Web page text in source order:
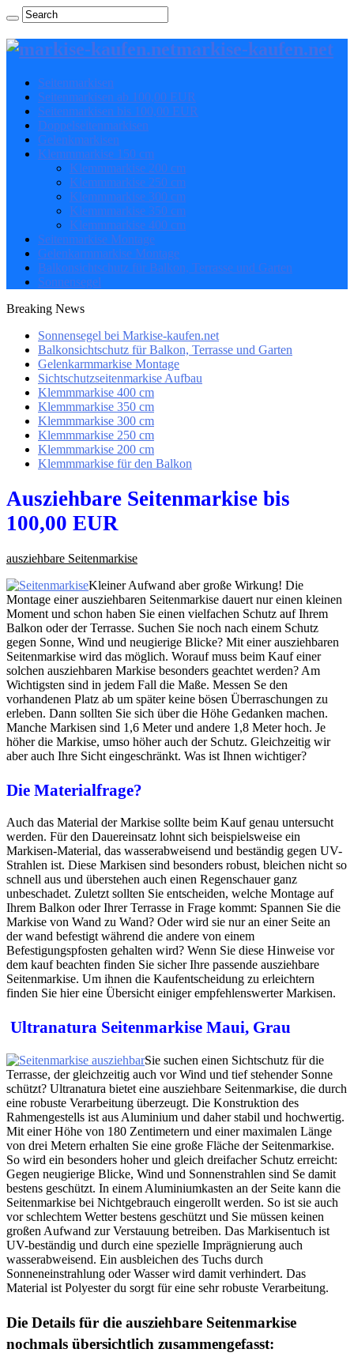
markise-kaufen.net
Seitenmarkisen
Seitenmarkisen ab 100,00 EUR
Seitenmarkisen bis 100,00 EUR
Doppelseitenmarkisen
Gelenkmarkisen
Klemmmarkise 150 cm
Klemmmarkise 200 cm
Klemmmarkise 250 cm
Klemmmarkise 300 cm
Klemmmarkise 350 cm
Klemmmarkise 400 cm
Seitenmarkise Montage
Gelenkarmmarkise Montage
Balkonsichtschutz für Balkon, Terrasse und Garten
Sonnensegel
Breaking News
Sonnensegel bei Markise-kaufen.net
Balkonsichtschutz für Balkon, Terrasse und Garten
Gelenkarmmarkise Montage
Sichtschutzseitenmarkise Aufbau
Klemmmarkise 400 cm
Klemmmarkise 350 cm
Klemmmarkise 300 cm
Klemmmarkise 250 cm
Klemmmarkise 200 cm
Klemmmarkise für den Balkon
Ausziehbare Seitenmarkise bis
100,00 EUR
ausziehbare Seitenmarkise
Kleiner Aufwand aber große Wirkung! Die
Montage einer ausziehbaren Seitenmarkise dauert nur einen kleinen
Moment und schon haben Sie einen vielfachen Schutz auf Ihrem
Balkon oder der Terrasse. Suchen Sie noch nach einem Schutz
gegen Sonne, Wind und neugierige Blicke? Mit einer ausziehbaren
Seitenmarkise wird das möglich. Worauf muss beim Kauf einer
solchen ausziehbaren Markise besonders geachtet werden? Am
Wichtigsten sind in jedem Fall die Maße. Messen Se den
vorhandenen Platz ab um später keine bösen Überraschungen zu
erleben. Dann sollten Sie sich über die Höhe Gedanken machen.
Manche Markisen sind 1,6 Meter und andere 1,8 Meter hoch. Je
höher die Markise, umso höher auch der Schutz. Gleichzeitig wir
aber auch Ihre Sicht eingeschränkt. Was ist Ihnen wichtiger?
Die Materialfrage?
Auch das Material der Markise sollte beim Kauf genau untersucht
werden. Für den Dauereinsatz lohnt sich beispielsweise ein
Markisen-Material, das wasserabweisend und beständig gegen UV-
Strahlen ist. Diese Markisen sind besonders robust, bleichen nicht so
schnell aus und überstehen auch einen Regenschauer ganz
unbeschadet. Zuletzt sollten Sie entscheiden, welche Montage auf
Ihrem Balkon oder Ihrer Terrasse in Frage kommt: Spannen Sie die
Markise von Wand zu Wand? Oder wird sie nur an einer Seite an
der wand befestigt während die andere von einem
Befestigungspfosten gehalten wird? Wenn Sie diese Hinweise vor
dem kauf beachten finden Sie sicher Ihre passende ausziehbare
Seitenmarkise. Um ihnen die Kaufentscheidung zu erleichtern
finden Sie hier eine Übersicht einiger empfehlenswerter Markisen.
Ultranatura Seitenmarkise Maui, Grau
Sie suchen einen Sichtschutz für die
Terrasse, der gleichzeitig auch vor Wind und tief stehender Sonne
schützt? Ultranatura bietet eine ausziehbare Seitenmarkise, die durch
eine robuste Verarbeitung überzeugt. Die Konstruktion des
Rahmengestells ist aus Aluminium und daher stabil und hochwertig.
Mit einer Höhe von 180 Zentimetern und einer maximalen Länge
von drei Metern erhalten Sie eine große Fläche der Seitenmarkise.
So wird ein besonders hoher und gleich dreifacher Schutz erreicht:
Gegen neugierige Blicke, Wind und Sonnenstrahlen sind Se damit
bestens geschützt. In einem Aluminiumkasten an der Seite kann die
Seitenmarkise bei Nichtgebrauch eingerollt werden. So ist sie auch
vor schlechtem Wetter bestens geschützt und Sie müssen keinen
großen Aufwand zur Verstauung betreiben. Das Markisentuch ist
UV-beständig und durch eine spezielle Imprägnierung auch
wasserabweisend. Ein ausbleichen des Tuchs durch
Sonneneinstrahlung oder Wasser wird damit verhindert. Das
Material ist Polyester du sorgt für eine sehr robuste Verarbeitung.
Die Details für die ausziehbare Seitenmarkise
nochmals übersichtlich zusammengefasst: